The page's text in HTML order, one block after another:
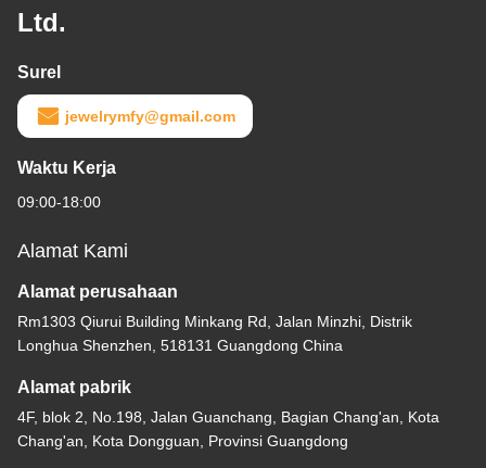
Ltd.
Surel
jewelrymfy@gmail.com
Waktu Kerja
09:00-18:00
Alamat Kami
Alamat perusahaan
Rm1303 Qiurui Building Minkang Rd, Jalan Minzhi, Distrik
Longhua Shenzhen, 518131 Guangdong China
Alamat pabrik
4F, blok 2, No.198, Jalan Guanchang, Bagian Chang'an, Kota
Chang'an, Kota Dongguan, Provinsi Guangdong